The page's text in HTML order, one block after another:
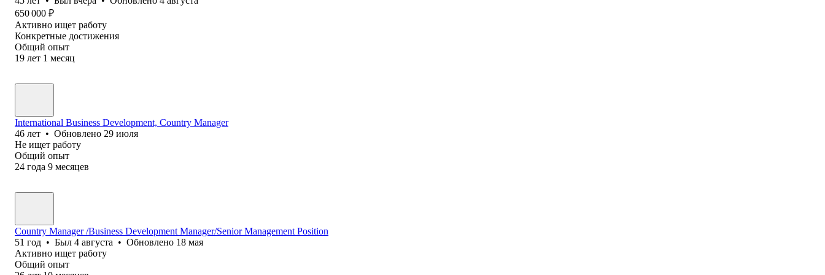
650 000 ₽
Активно ищет работу
Конкретные достижения
Общий опыт
19 лет 1 месяц
International Business Development, Country Manager
46 лет • Обновлено 29 июля
Не ищет работу
Общий опыт
24 года 9 месяцев
Country Manager /Business Development Manager/Senior Management Position
51 год • Был 4 августа • Обновлено 18 мая
Активно ищет работу
Общий опыт